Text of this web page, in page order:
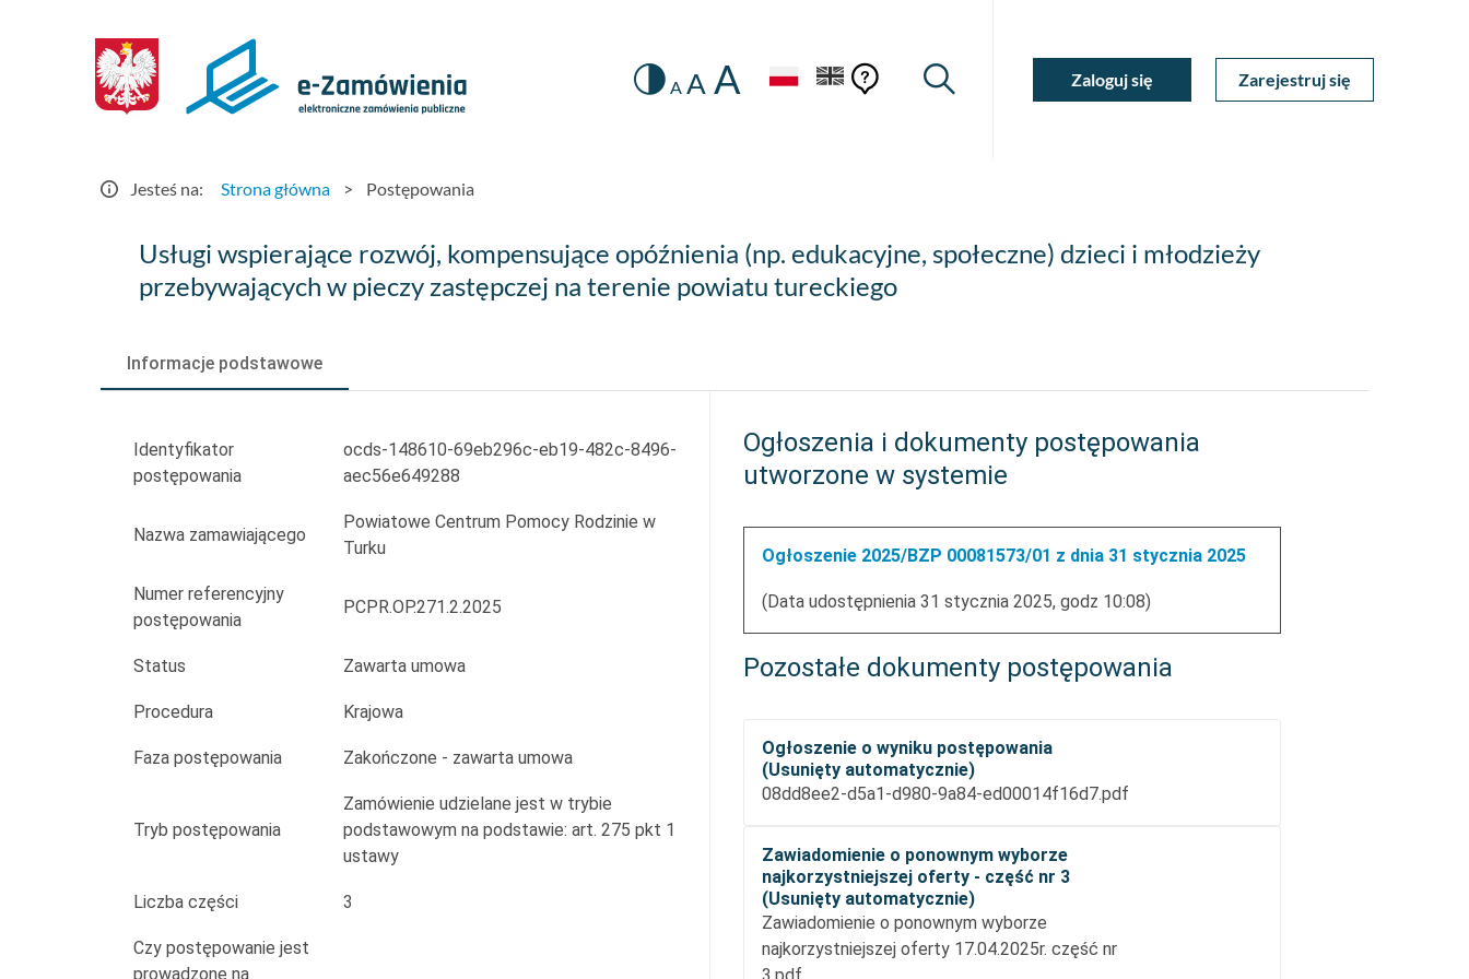
Postępowania
HEADER.SETTINGS_SR
Zmiana
A A A
Pomoc
PomocWyszukiwarka
MojeZaloguj się Zarejestruj się
Jesteś na: Strona główna > Postępowania
Usługi
wspierające
kompensujące
(np.
społeczne)
dzieci
młodzieży
przebywających
zastępczej
na
terenie
Usługi wspierające rozwój, kompensujące opóźnienia (np. edukacyjne, społeczne) dzieci i młodzieży
przebywających w pieczy zastępczej na terenie powiatu tureckiego
Informacje podstawowe
Identyfikator
postępowania
ocds-148610-69eb296c-eb19-482c-8496-
aec56e649288
Nazwa zamawiającego
Powiatowe Centrum Pomocy Rodzinie w
Turku
Numer referencyjny
postępowania
PCPR.OP.271.2.2025
Status Zawarta umowa
Procedura Krajowa
Faza postępowania Zakończone - zawarta umowa
Tryb postępowania
Zamówienie udzielane jest w trybie
podstawowym na podstawie: art. 275 pkt 1
ustawy
Liczba części 3
Czy postępowanie jest
prowadzone na
Ogłoszenia i dokumenty postępowania
utworzone w systemie
Ogłoszenie 2025/BZP 00081573/01 z dnia 31 stycznia 2025
(Data udostępnienia 31 stycznia 2025, godz 10:08)
Pozostałe dokumenty postępowania
Ogłoszenie o wyniku postępowania
(Usunięty automatycznie)
08dd8ee2-d5a1-d980-9a84-ed00014f16d7.pdf
Zawiadomienie o ponownym wyborze
najkorzystniejszej oferty - część nr 3
(Usunięty automatycznie)
Zawiadomienie o ponownym wyborze
najkorzystniejszej oferty 17.04.2025r. część nr